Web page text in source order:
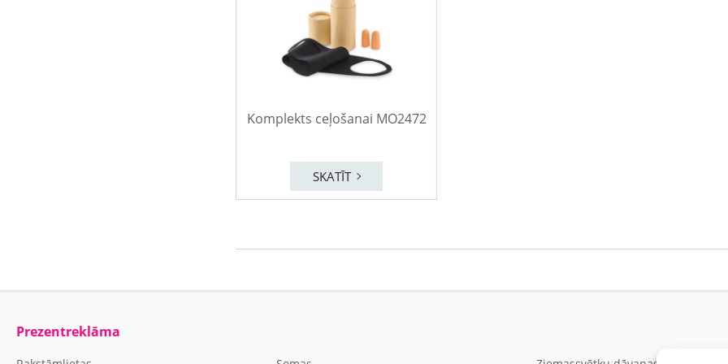
Komplekts ceļošanai MO2472
SKATĪT
Prezentreklāma